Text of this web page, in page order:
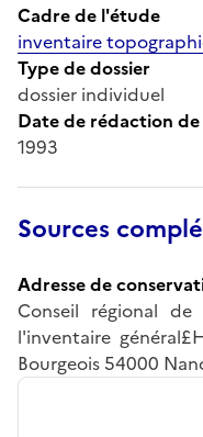
Cadre de l'étude
inventaire
Type de dossier
dossier individuel
Date de rédaction
1993
Sources
Adresse de
Conseil régional
l'inventaire
Bourgeois 54000